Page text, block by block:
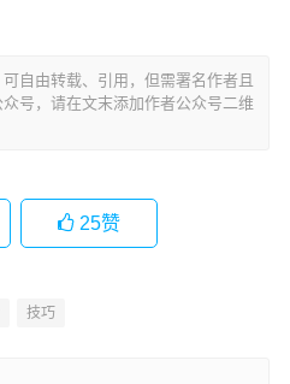
可自由转载、引用，但需署名作者且
号，请在文末添加作者公众号二维
25赞
技巧